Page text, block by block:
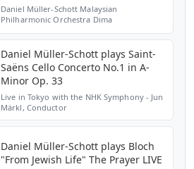
Daniel Müller-Schott Malaysian
Philharmonic Orchestra Dima
Daniel Müller-Schott plays Saint-
Saëns Cello Concerto No.1 in A-
Minor Op. 33
Live in Tokyo with the NHK Symphony - Jun
Märkl, Conductor
Daniel Müller-Schott plays Bloch
"From Jewish Life" The Prayer LIVE